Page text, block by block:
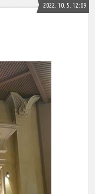
2022. 10. 5. 12:09